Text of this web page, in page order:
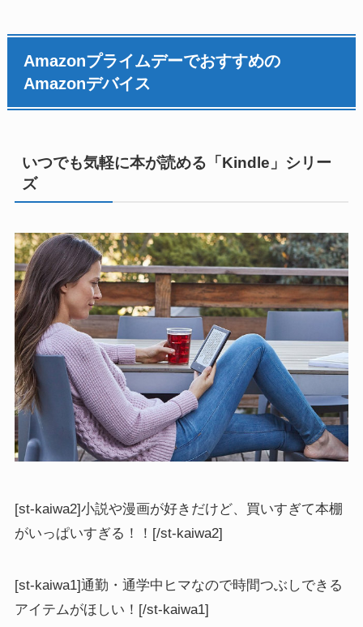
Amazonプライムデーでおすすめの
Amazonデバイス
いつでも気軽に本が読める「Kindle」シリー
ズ
[st-kaiwa2]小説や漫画が好きだけど、買いすぎて本棚
がいっぱいすぎる！！[/st-kaiwa2]
[st-kaiwa1]通勤・通学中ヒマなので時間つぶしできる
アイテムがほしい！[/st-kaiwa1]